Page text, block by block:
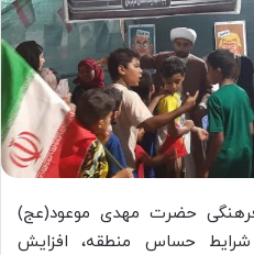
فرهنگی حضرت مهدی موعود(عج)
شرایط حساس منطقه، افزایش